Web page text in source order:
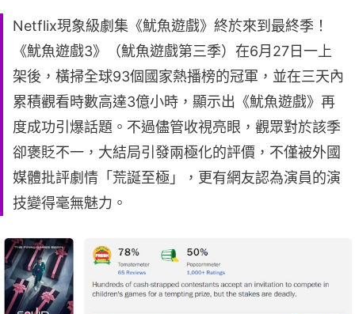
Netflix現象級劇集《魷魚遊戲》終於來到最終季！
《魷魚遊戲3》（魷魚遊戲第三季）在6月27日一上
架後，橫掃全球93個國家熱播榜的冠軍，並在三天內
累積觀看時數高達3億小時，顯示出《魷魚遊戲》再
度成功引爆話題。不過儘管收視亮眼，觀眾對於該季
卻褒貶不一，大結局引發兩極化的評價，不僅被外國
媒體批評劇情「荒誕至極」，更有網友認為演員的演
技變得毫無魅力。